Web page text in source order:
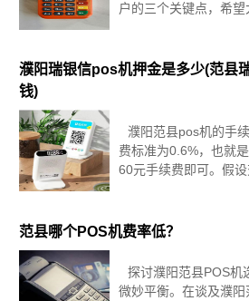
户的三个关键点，希望
咨询。在这个信用卡日
濮阳瑞银信pos机押金是多少(范县
钱)
濮阳范县pos机的手
费标准为0.6%，也就
60元手续费即可。假
只需要
范县哪个POS机费率低？
探讨濮阳范县POS机
微妙平衡。在谈及濮阳